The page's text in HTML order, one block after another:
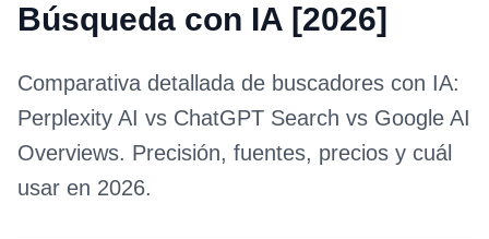
Búsqueda con IA [2026]
Comparativa detallada de buscadores con IA:
Perplexity AI vs ChatGPT Search vs Google AI
Overviews. Precisión, fuentes, precios y cuál
usar en 2026.